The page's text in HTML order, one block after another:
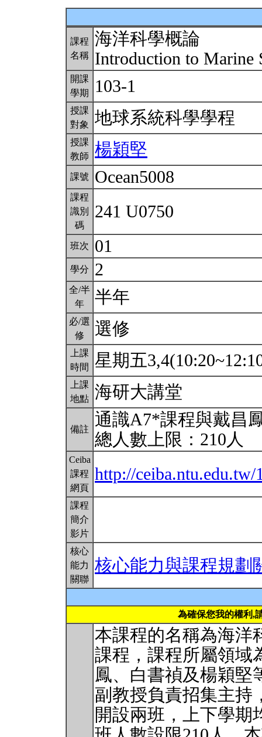
課程
名稱
海洋科學概論
Introduction to Marine
開課
學期
103-1
授課
對象
地球系統科學學程
授課
教師
楊穎堅
課號 Ocean5008
課程
識別
碼
241 U0750
班次 01
學分 2
全/半
年
半年
必/選
修
選修
上課
時間
星期五
上課
地點 海研大講堂
備註
通識A7*課程與戴昌
總人數上限：210人
Ceiba
課程
網頁
http://ceiba.ntu.edu.tw/
課程
簡介
影片
核心
能力
關聯
核心能力與課程規劃
為確保您我的權利,
本課程的名稱為海洋
課程，課程所屬領域
鳳、白書禎及楊穎堅
副教授負責招集主持
開設兩班，上下學期